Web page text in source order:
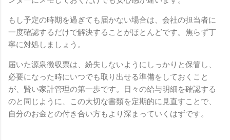
もし予定の時期を過ぎても届かない場合は、会社の担当者に
一度確認するだけで解決することがほとんどです。焦らず丁
寧に対処しましょう。
届いた源泉徴収票は、紛失しないようにしっかりと保管し、
必要になった時にいつでも取り出せる準備をしておくこと
が、賢い家計管理の第一歩です。日々の給与明細を確認する
のと同じように、この大切な書類を定期的に見直すことで、
自分のお金との付き合い方もより深まっていくはずです。